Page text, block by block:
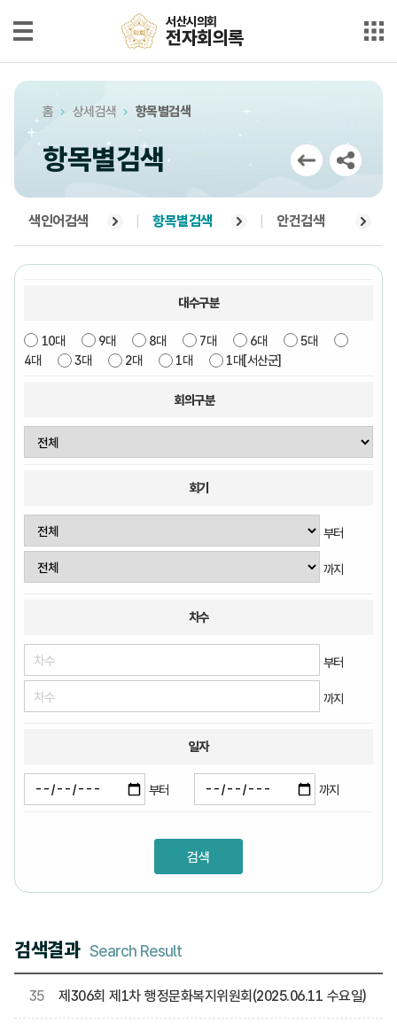
서산시의회
전자회의록
최근회의록
단순검색
상세검색
부록검색
의안정보
서산시의회
전자회의록
홈 상세검색 항목별검색
항목별검색
색인어검색 항목별검색 안건검색
대수구분
10대 9대 8대 7대 6대
5대
4대
3대 2대 1대 1대[서산군]
회의구분
회기
부터
까지
차수
부터
까지
일자
부터 까지
검색결과 Search Result
35 제306회 제1차 행정문화복지위원회(2025.06.11 수요일)